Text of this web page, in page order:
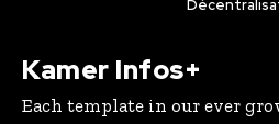
Kamer Infos+
Each template in our ever